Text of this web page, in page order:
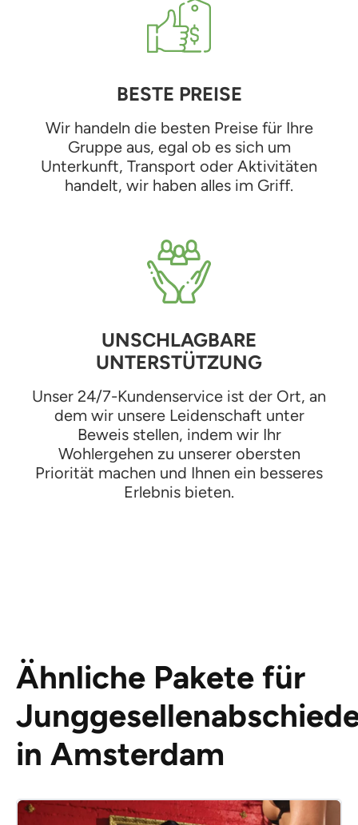
BESTE PREISE
Wir handeln die besten Preise für Ihre
Gruppe aus, egal ob es sich um
Unterkunft, Transport oder Aktivitäten
handelt, wir haben alles im Griff.
UNSCHLAGBARE
UNTERSTÜTZUNG
Unser 24/7-Kundenservice ist der Ort, an
dem wir unsere Leidenschaft unter
Beweis stellen, indem wir Ihr
Wohlergehen zu unserer obersten
Priorität machen und Ihnen ein besseres
Erlebnis bieten.
Ähnliche Pakete für
in Amsterdam